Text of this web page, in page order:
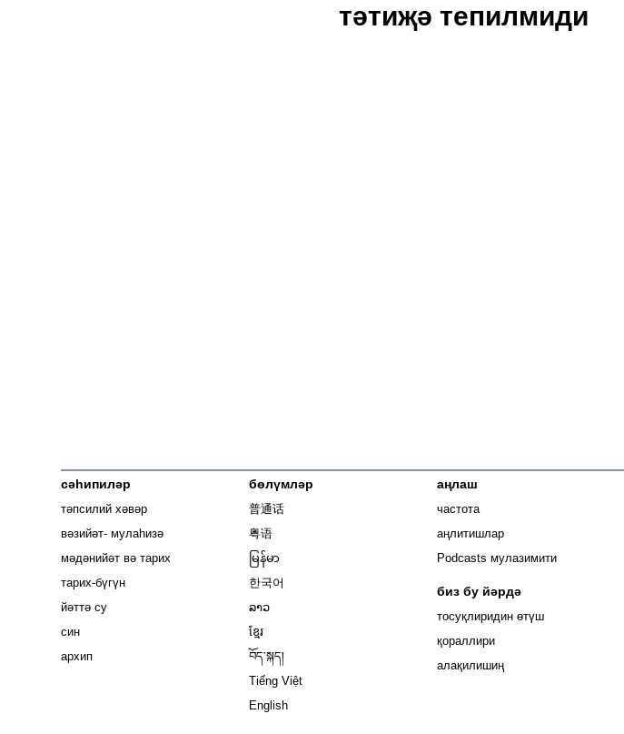
тәтиҗә тепилмиди
сәһипиләр
тәпсилий хәвәр
вәзийәт- мулаһизә
мәдәнийәт вә тарих
тарих-бүгүн
йәттә су
син
архип
бөлүмләр
普通话
粤语
မြန်မာ
한국어
ລາວ
ខ្មែរ
བོད་སྐད།
Tiếng Việt
English
аңлаш
частота
аңлитишлар
Podcasts мулазимити
биз бу йәрдә
тосуқлиридин өтүш
қораллири
алақилишиң